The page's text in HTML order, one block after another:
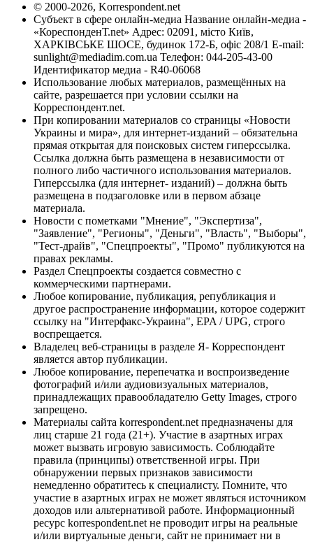
© 2000-2026, Korrespondent.net
Субъект в сфере онлайн-медиа Название онлайн-медиа -
«КореспонденТ.net» Адрес: 02091, місто Київ,
ХАРКІВСЬКЕ ШОСЕ, будинок 172-Б, офіс 208/1 E-mail:
sunlight@mediadim.com.ua Телефон: 044-205-43-00
Идентификатор медиа - R40-06068
Использование любых материалов, размещённых на
сайте, разрешается при условии ссылки на
Корреспондент.net.
При копировании материалов со страницы «Новости
Украины и мира», для интернет-изданий – обязательна
прямая открытая для поисковых систем гиперссылка.
Ссылка должна быть размещена в независимости от
полного либо частичного использования материалов.
Гиперссылка (для интернет- изданий) – должна быть
размещена в подзаголовке или в первом абзаце
материала.
Новости с пометками "Мнение", "Экспертиза",
"Заявление", "Регионы", "Деньги", "Власть", "Выборы",
"Тест-драйв", "Спецпроекты", "Промо" публикуются на
правах рекламы.
Раздел Спецпроекты создается совместно с
коммерческими партнерами.
Любое копирование, публикация, републикация и
другое распространение информации, которое содержит
ссылку на "Интерфакс-Украина", EPA / UPG, строго
воспрещается.
Владелец веб-страницы в разделе Я- Корреспондент
является автор публикации.
Любое копирование, перепечатка и воспроизведение
фотографий и/или аудиовизуальных материалов,
принадлежащих правообладателю Getty Images, строго
запрещено.
Материалы сайта korrespondent.net предназначены для
лиц старше 21 года (21+). Участие в азартных играх
может вызвать игровую зависимость. Соблюдайте
правила (принципы) ответственной игры. При
обнаружении первых признаков зависимости
немедленно обратитесь к специалисту. Помните, что
участие в азартных играх не может являться источником
доходов или альтернативой работе. Информационный
ресурс korrespondent.net не проводит игры на реальные
и/или виртуальные деньги, сайт не принимает ни в